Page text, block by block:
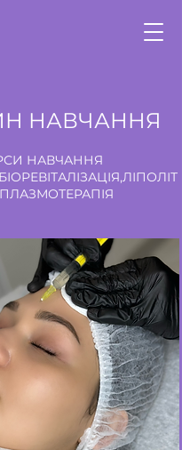
НАВЧАННЯ
НАВЧАННЯ